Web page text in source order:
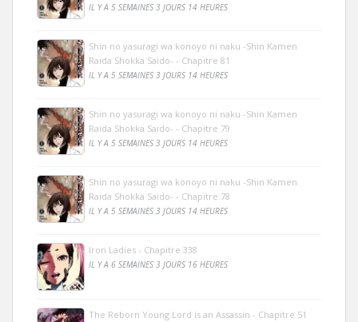
IL Y A 5 SEMAINES 3 JOURS 14 HEURES
Shin no yasuragi wa konoyo ni naku -Shin Kamen
Raida Shokka Saido- - Chapitre 81
IL Y A 5 SEMAINES 3 JOURS 14 HEURES
Shin no yasuragi wa konoyo ni naku -Shin Kamen
Raida Shokka Saido- - Chapitre 79
IL Y A 5 SEMAINES 3 JOURS 14 HEURES
Shin no yasuragi wa konoyo ni naku -Shin Kamen
Raida Shokka Saido- - Chapitre 78
IL Y A 5 SEMAINES 3 JOURS 14 HEURES
Iron Ladies - Chapitre 338
IL Y A 6 SEMAINES 3 JOURS 16 HEURES
The Reborn Young Lord is an Assassin - Chapitre 51